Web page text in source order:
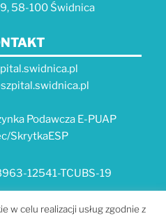
58-100 Świdnica
Podawcza E-PUAP
SkrytkaESP
12541-TCUBS-19
w celu realizacji usług zgodnie z